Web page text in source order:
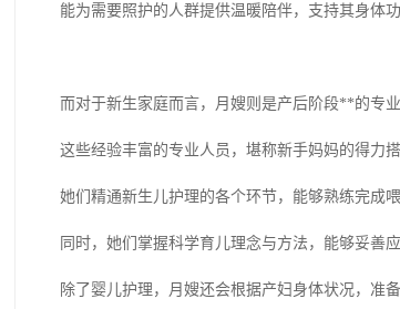
能为需要照护的人群提供温暖陪伴，支持其身体
而对于新生家庭而言，月嫂则是产后阶段**的专业
这些经验丰富的专业人员，堪称新手妈妈的得力
她们精通新生儿护理的各个环节，能够熟练完成
同时，她们掌握科学育儿理念与方法，能够妥善
除了婴儿护理，月嫂还会根据产妇身体状况，准